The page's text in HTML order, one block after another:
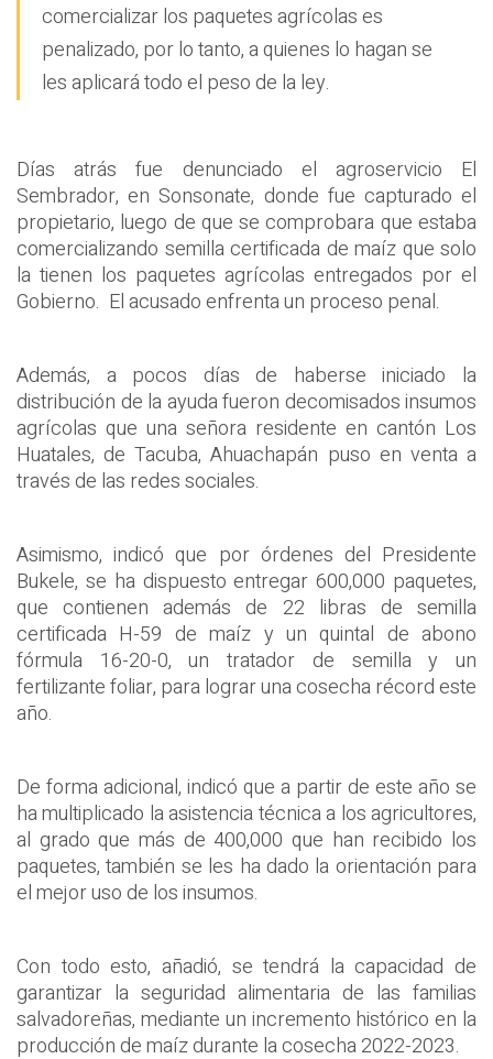
comercializar los paquetes agrícolas es
penalizado, por lo tanto, a quienes lo hagan se
les aplicará todo el peso de la ley.
Días atrás fue denunciado el agroservicio El
Sembrador, en Sonsonate, donde fue capturado el
propietario, luego de que se comprobara que estaba
comercializando semilla certificada de maíz que solo
la tienen los paquetes agrícolas entregados por el
Gobierno. El acusado enfrenta un proceso penal.
Además, a pocos días de haberse iniciado la
distribución de la ayuda fueron decomisados insumos
agrícolas que una señora residente en cantón Los
Huatales, de Tacuba, Ahuachapán puso en venta a
través de las redes sociales.
Asimismo, indicó que por órdenes del Presidente
Bukele, se ha dispuesto entregar 600,000 paquetes,
que contienen además de 22 libras de semilla
certificada H-59 de maíz y un quintal de abono
fórmula 16-20-0, un tratador de semilla y un
fertilizante foliar, para lograr una cosecha récord este
año.
De forma adicional, indicó que a partir de este año se
ha multiplicado la asistencia técnica a los agricultores,
al grado que más de 400,000 que han recibido los
paquetes, también se les ha dado la orientación para
el mejor uso de los insumos.
Con todo esto, añadió, se tendrá la capacidad de
garantizar la seguridad alimentaria de las familias
salvadoreñas, mediante un incremento histórico en la
producción de maíz durante la cosecha 2022-2023.